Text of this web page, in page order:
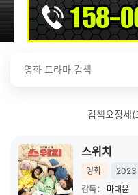
검색오정세(
스위치
영화 2023
감독：
마대윤